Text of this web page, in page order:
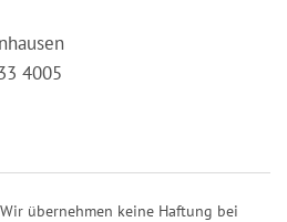
4005
übernehmen keine Haftung bei